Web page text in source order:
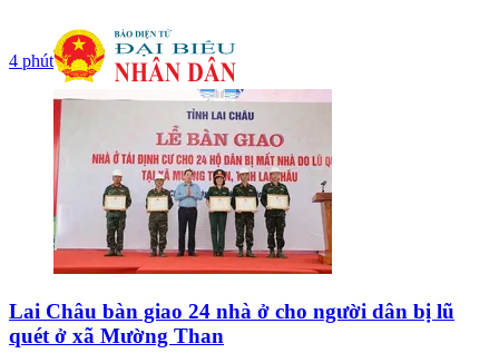
4 phút
Lai Châu bàn giao 24 nhà ở cho người dân bị lũ
quét ở xã Mường Than